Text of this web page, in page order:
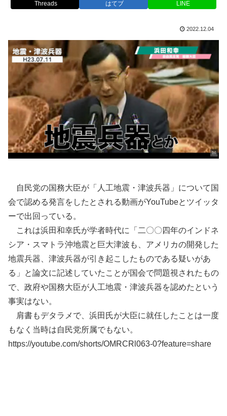
Threads はてブ LINE
2022.12.04
自民党の国務大臣が「人工地震・津波兵器」について国
会で認める発言をしたとされる動画がYouTubeとツイッタ
ーで出回っている。
これは浜田和幸氏が学者時代に「二〇〇四年のインドネ
シア・スマトラ沖地震と巨大津波も、アメリカの開発した
地震兵器、津波兵器が引き起こしたものである疑いがあ
る」と論文に記述していたことが国会で問題視されたもの
で、政府や国務大臣が人工地震・津波兵器を認めたという
事実はない。
肩書もデタラメで、浜田氏が大臣に就任したことは一度
もなく当時は自民党所属でもない。
https://youtube.com/shorts/OMRCRl063-0?feature=share